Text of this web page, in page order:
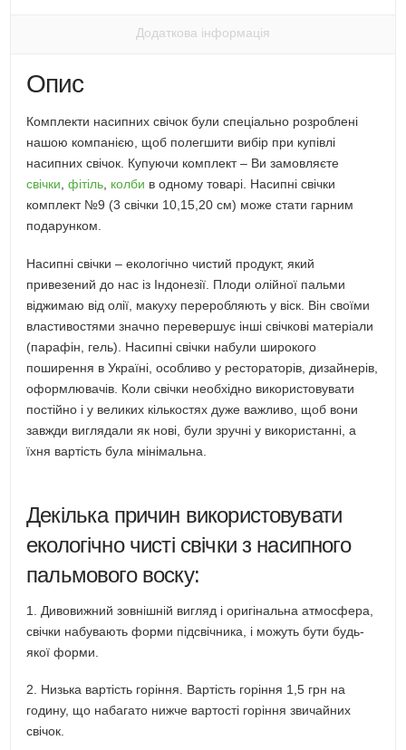
Додаткова інформація
Опис
Комплекти насипних свічок були спеціально розроблені
нашою компанією, щоб полегшити вибір при купівлі
насипних свічок. Купуючи комплект – Ви замовляєте
свічки,фітіль, колби в одному товарі. Насипні свічки
комплект №9 (3 свічки 10,15,20 см) може стати гарним
подарунком.
Насипні свічки – екологічно чистий продукт, який
привезений до нас із Індонезії. Плоди олійної пальми
віджимаю від олії, макуху переробляють у віск. Він своїми
властивостями значно перевершує інші свічкові матеріали
(парафін, гель). Насипні свічки набули широкого
поширення в Україні, особливо у рестораторів, дизайнерів,
оформлювачів. Коли свічки необхідно використовувати
постійно і у великих кількостях дуже важливо, щоб вони
завжди виглядали як нові, були зручні у використанні, а
їхня вартість була мінімальна.
Декілька причин використовувати
екологічно чисті свічки з насипного
пальмового воску:
1. Дивовижний зовнішній вигляд і оригінальна атмосфера,
свічки набувають форми підсвічника, і можуть бути будь-
якої форми.
2. Низька вартість горіння. Вартість горіння 1,5 грн на
годину, що набагато нижче вартості горіння звичайних
свічок.